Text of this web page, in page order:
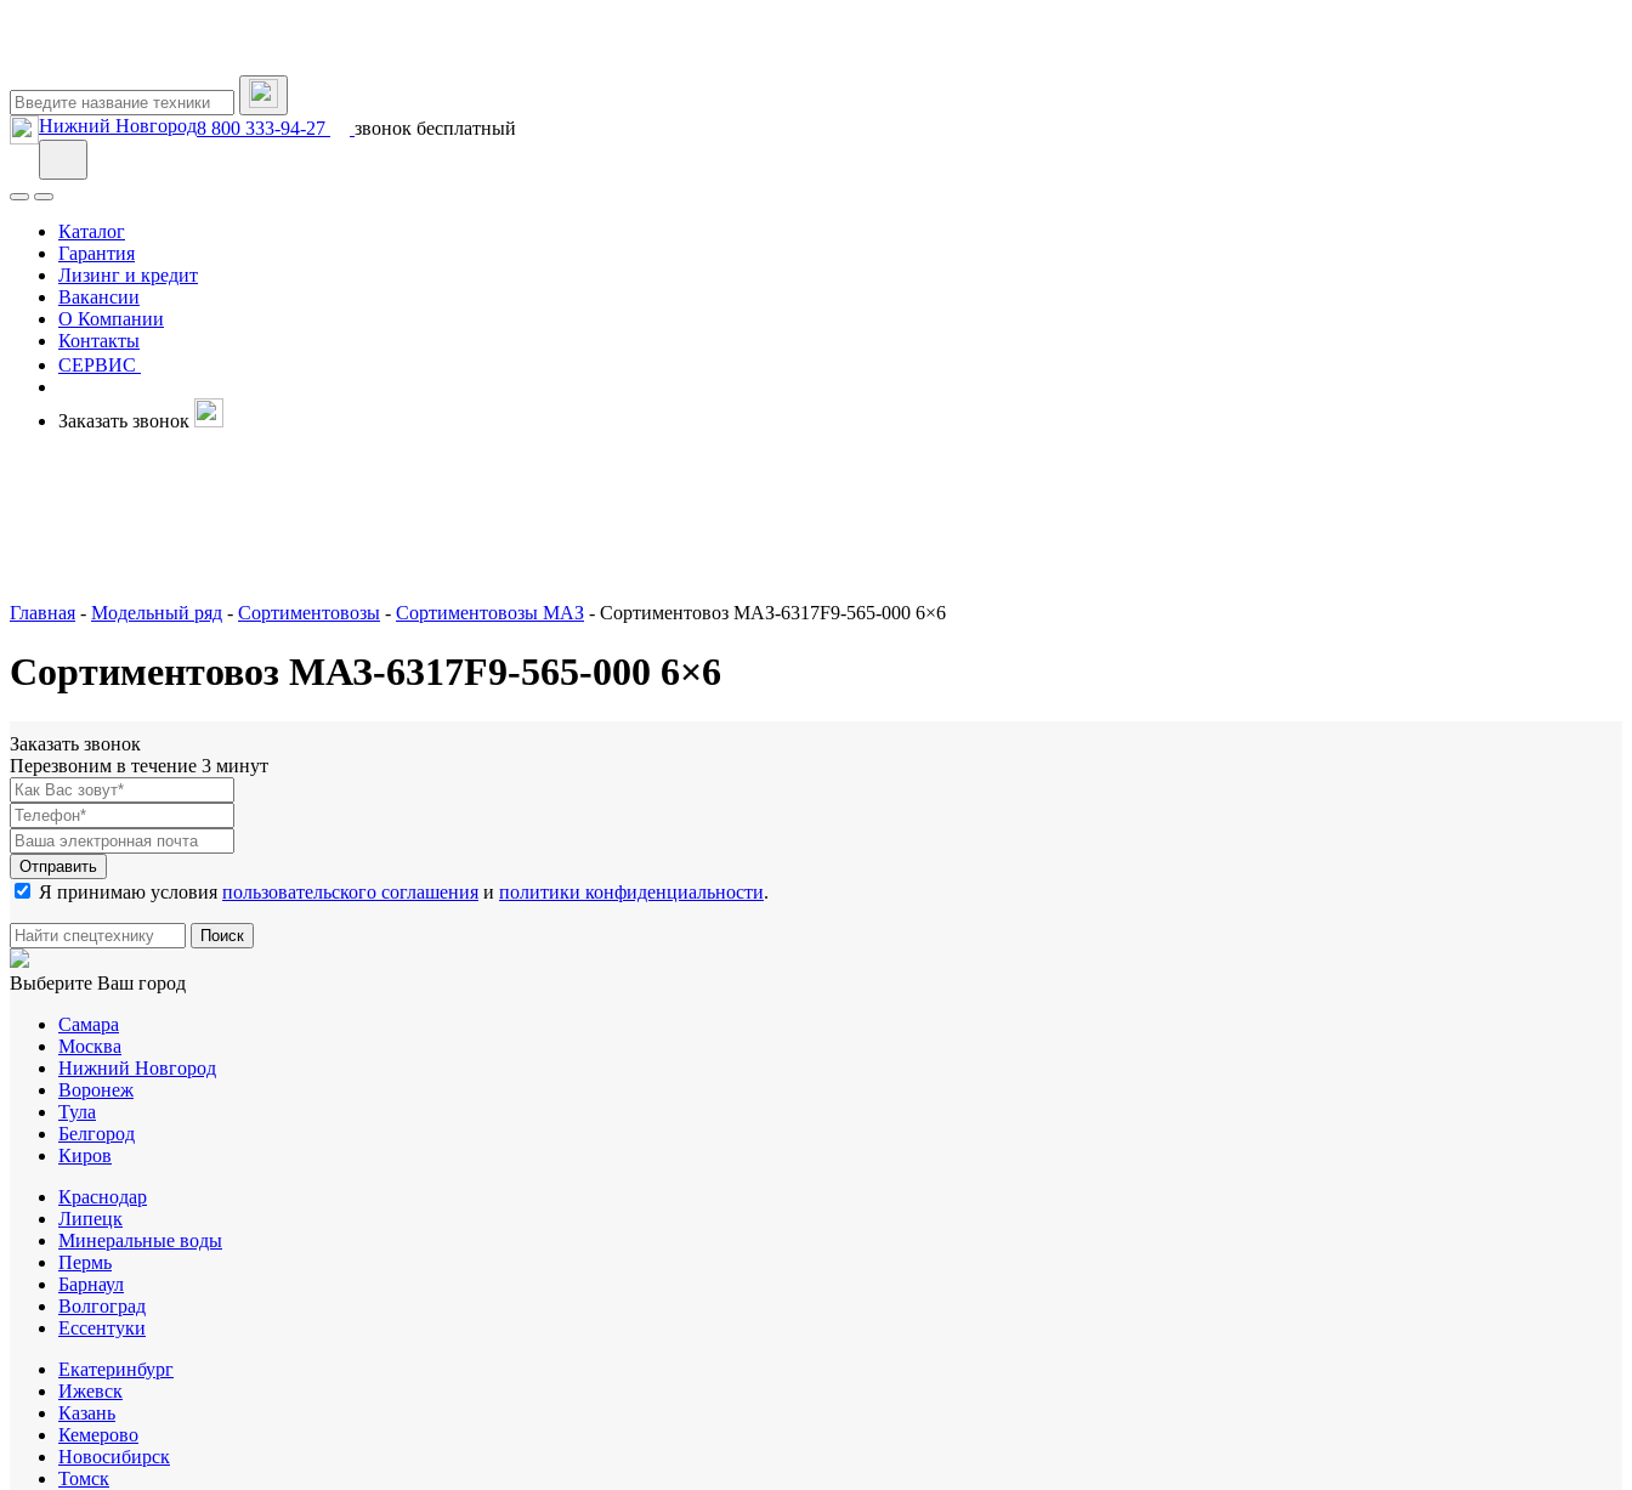
Нижний Новгород8 800 333-94-27 звонок бесплатный
Каталог
Гарантия
Лизинг и кредит
Вакансии
О Компании
Контакты
СЕРВИС
Заказать звонок
Главная - Модельный ряд - Сортиментовозы - Сортиментовозы МАЗ - Сортиментовоз МАЗ-6317F9-565-000 6×6
Сортиментовоз МАЗ-6317F9-565-000 6×6
Заказать звонок
Перезвоним в течение 3 минут
Я принимаю условия пользовательского соглашения и политики конфиденциальности.
Выберите Ваш город
Самара
Москва
Нижний Новгород
Воронеж
Тула
Белгород
Киров
Краснодар
Липецк
Минеральные воды
Пермь
Барнаул
Волгоград
Еcсентуки
Екатеринбург
Ижевск
Казань
Кемерово
Новосибирск
Томск